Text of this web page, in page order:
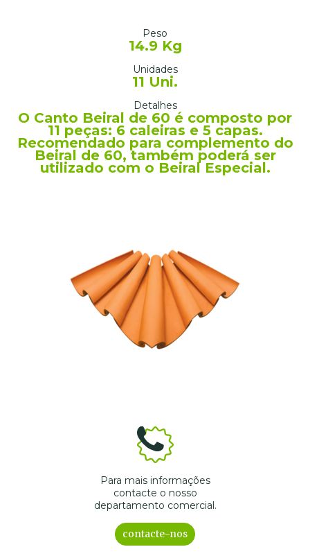
Peso
14.9 Kg
Unidades
11 Uni.
Detalhes
O Canto Beiral de 60 é composto por
11 peças: 6 caleiras e 5 capas.
Recomendado para complemento do
Beiral de 60, também poderá ser
utilizado com o Beiral Especial.
Para mais informações
contacte o nosso
departamento comercial.
contacte-nos